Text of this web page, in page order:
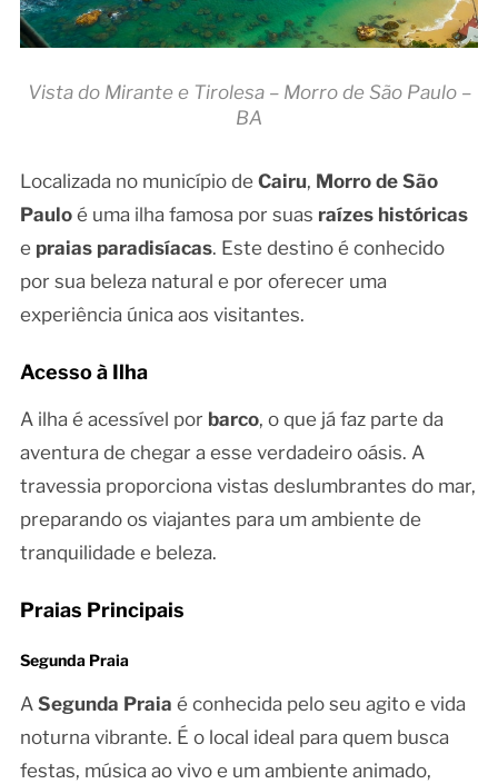
Vista do Mirante e Tirolesa – Morro de São Paulo –
BA
Localizada no município de Cairu, Morro de São
Pauloé uma ilha famosa por suas raízes históricas
e praias paradisíacas. Este destino é conhecido
por sua beleza natural e por oferecer uma
experiência única aos visitantes.
Acesso à Ilha
A ilha é acessível por barco, o que já faz parte da
aventura de chegar a esse verdadeiro oásis. A
travessia proporciona vistas deslumbrantes do mar,
preparando os viajantes para um ambiente de
tranquilidade e beleza.
Praias Principais
Segunda Praia
A Segunda Praia é conhecida pelo seu agito e vida
noturna vibrante. É o local ideal para quem busca
festas, música ao vivo e um ambiente animado,